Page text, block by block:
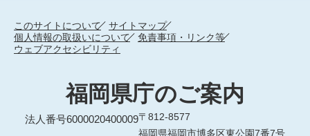
このサイトについて
サイトマップ
個人情報の取扱いについて
免責事項・リンク等
ウェブアクセシビリティ
福岡県庁のご案内
法人番号6000020400009〒812-8577
福岡県福岡市博多区東公園7番7号